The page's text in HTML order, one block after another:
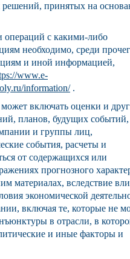
решений, принятых на
с какими-либо
необходимо, среди
и иной информацией,
www.e-
information/.
включать оценки и
планов, будущих событий,
и группы лиц,
события, расчеты и
от содержащихся или
прогнозного
материалах, вследствие
экономической
включая те, которые не
в отрасли, в
и иные факторы и